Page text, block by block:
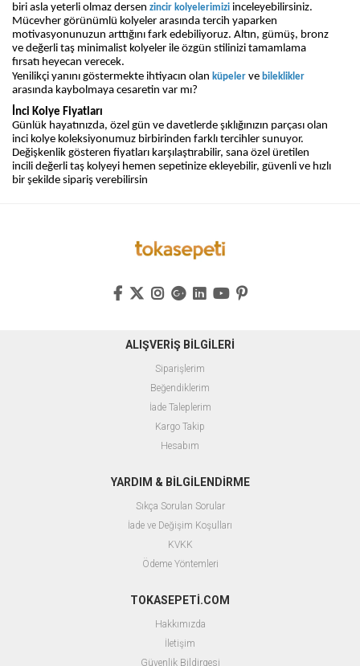
biri asla yeterli olmaz dersen zincir kolyelerimizi inceleyebilirsiniz.
Mücevher görünümlü kolyeler arasında tercih yaparken
motivasyonunuzun arttığını fark edebiliyoruz. Altın, gümüş, bronz
ve değerli taş minimalist kolyeler ile özgün stilinizi tamamlama
fırsatı heyecan verecek.
Yenilikçi yanını göstermekte ihtiyacın olan küpeler ve bileklikler
arasında kaybolmaya cesaretin var mı?
İnci Kolye Fiyatları
Günlük hayatınızda, özel gün ve davetlerde şıklığınızın parçası olan
inci kolye koleksiyonumuz birbirinden farklı tercihler sunuyor.
Değişkenlik gösteren fiyatları karşılaştırabilir, sana özel üretilen
incili değerli taş kolyeyi hemen sepetinize ekleyebilir, güvenli ve hızlı
bir şekilde sipariş verebilirsin
ALIŞVERİŞ BİLGİLERİ
Siparişlerim
Beğendiklerim
İade Taleplerim
Kargo Takip
Hesabım
YARDIM & BİLGİLENDİRME
Sıkça Sorulan Sorular
İade ve Değişim Koşulları
KVKK
Ödeme Yöntemleri
TOKASEPETİ.COM
Hakkımızda
İletişim
Güvenlik Bildirgesi